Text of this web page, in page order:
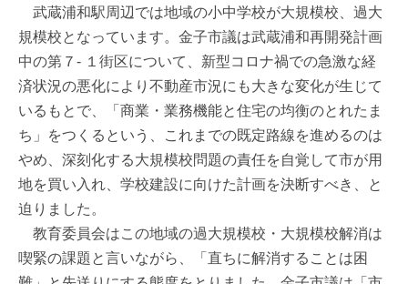
武蔵浦和駅周辺では地域の小中学校が大規模校、過大
規模校となっています。金子市議は武蔵浦和再開発計画
中の第７- １街区について、新型コロナ禍での急激な経
済状況の悪化により不動産市況にも大きな変化が生じて
いるもとで、「商業・業務機能と住宅の均衡のとれたま
ち」をつくるという、これまでの既定路線を進めるのは
やめ、深刻化する大規模校問題の責任を自覚して市が用
地を買い入れ、学校建設に向けた計画を決断すべき、と
迫りました。
教育委員会はこの地域の過大規模校・大規模校解消は
喫緊の課題と言いながら、「直ちに解消することは困